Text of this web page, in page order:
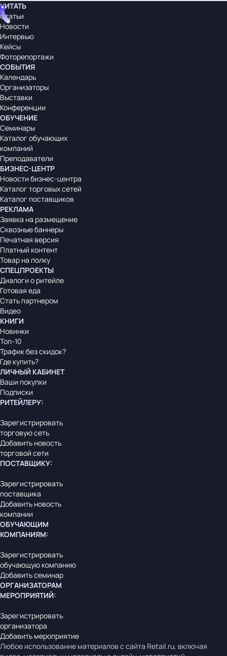
ЧИТАТЬ
Статьи
Новости
Интервью
Кейсы
Фоторепортажи
СОБЫТИЯ
Календарь
Организаторы
Выставки
Конференции
ОБУЧЕНИЕ
Семинары
Каталог обучающих
компаний
Преподаватели
БИЗНЕС-ЦЕНТР
Новости бизнес-центра
Каталог торговых сетей
Каталог поставщиков
РЕКЛАМА
Заявка на размещение
Сквозные баннеры
Печатная версия
Платный контент
Товар на полку
СПЕЦПРОЕКТЫ
Диалоги о ритейле
Готовая еда
Стать партнером
Видео
КНИГИ
Новинки
Топ-10
Трафик без скидок?
Где купить?
ЛИЧНЫЙ КАБИНЕТ
Ваши покупки
Подписки
РИТЕЙЛЕРУ:
Зарегистрировать
торговую сеть
Добавить новость
торговой сети
ПОСТАВЩИКУ:
Зарегистрировать
поставщика
Добавить новость
компании
ОБУЧАЮЩИМ
КОМПАНИЯМ:
Зарегистрировать
обучающую компанию
Добавить семинар
ОРГАНИЗАТОРАМ
МЕРОПРИЯТИЙ:
Зарегистрировать
организатора
Добавить мероприятие
Любое использование материалов с сайта Retail.ru, включая